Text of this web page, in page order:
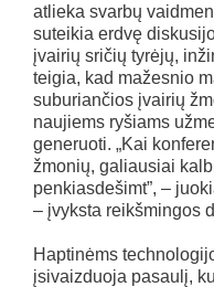
atlieka svarbų
suteikia erdvę
įvairių sričių tyrėjų,
teigia, kad mažesnio
suburiančios įvairių
naujiems ryšiams
generuoti. „Kai
žmonių, galiausiai
penkiasdešimt”, –
– įvyksta reikšmingos
Haptinėms
įsivaizduoja pasaulį,